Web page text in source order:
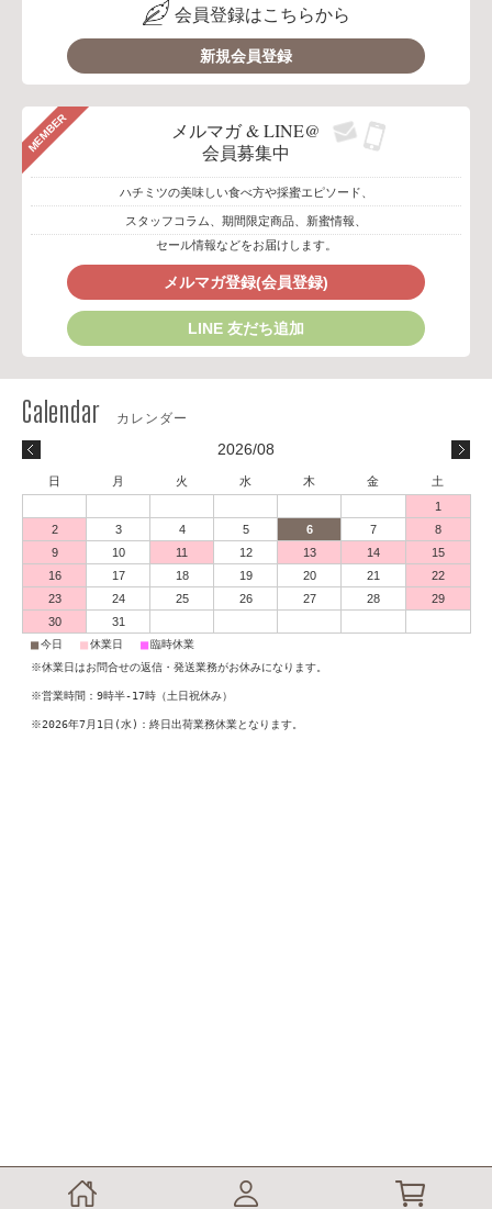
会員登録はこちらから
新規会員登録
MEMBER
メルマガ & LINE@
会員募集中
ハチミツの美味しい食べ方や採蜜エピソード、
スタッフコラム、期間限定商品、新蜜情報、
セール情報などをお届けします。
メルマガ登録(会員登録)
LINE 友だち追加
2026/08
日 月 火 水 木 金
土
1
2
3 4 5 6 7
8
9
10 11 12 13 14
15
16
17 18 19 20 21
22
23
24 25 26 27 28
29
30
31
■今日 ■休業日 ■臨時休業
※休業日はお問合せの返信・発送業務がお休みになります。
※営業時間：9時半-17時（土日祝休み）
※2026年7月1日(水)：終日出荷業務休業となります。